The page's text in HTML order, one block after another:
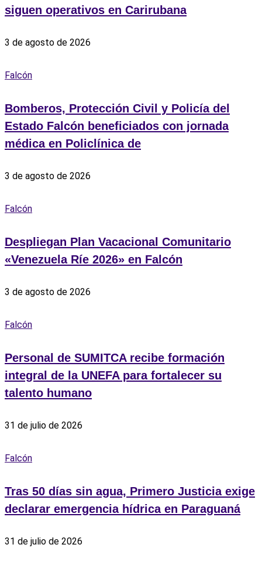
siguen operativos en Carirubana
3 de agosto de 2026
Falcón
Bomberos, Protección Civil y Policía del
Estado Falcón beneficiados con jornada
médica en Policlínica de
3 de agosto de 2026
Falcón
Despliegan Plan Vacacional Comunitario
«Venezuela Ríe 2026» en Falcón
3 de agosto de 2026
Falcón
Personal de SUMITCA recibe formación
integral de la UNEFA para fortalecer su
talento humano
31 de julio de 2026
Falcón
Tras 50 días sin agua, Primero Justicia exige
declarar emergencia hídrica en Paraguaná
31 de julio de 2026